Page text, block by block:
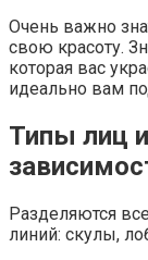
Очень важно
свою красоту.
которая вас
идеально вам
Типы лиц
Разделяются
линий: скулы,